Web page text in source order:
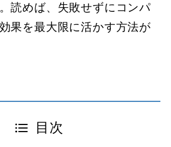
読めば、失敗せずにコンパ
果を最大限に活かす方法が
目次